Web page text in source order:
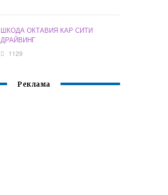
ШКОДА ОКТАВИЯ КАР СИТИ
ДРАЙВИНГ
1129
Реклама